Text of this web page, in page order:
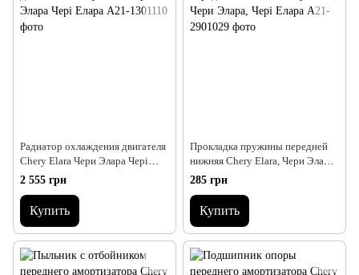
Радиатор охлаждения двигателя
Chery Elara Чери Элара Чері
Елара
2 555 грн
Купить
Прокладка пружины передней
нижняя Chery Elara, Чери Элара,
Чері Елара
285 грн
Купить